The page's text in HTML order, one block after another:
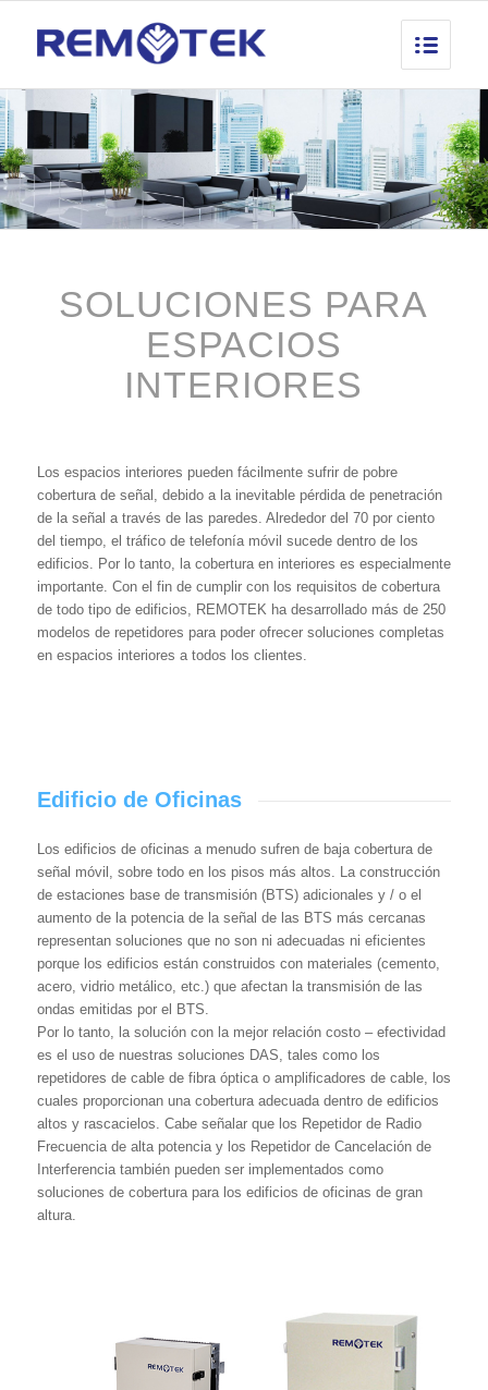
SOLUCIONES PARA
ESPACIOS
INTERIORES
Los espacios interiores pueden fácilmente sufrir de pobre
cobertura de señal, debido a la inevitable pérdida de penetración
de la señal a través de las paredes. Alrededor del 70 por ciento
del tiempo, el tráfico de telefonía móvil sucede dentro de los
edificios. Por lo tanto, la cobertura en interiores es especialmente
importante. Con el fin de cumplir con los requisitos de cobertura
de todo tipo de edificios, REMOTEK ha desarrollado más de 250
modelos de repetidores para poder ofrecer soluciones completas
en espacios interiores a todos los clientes.
Edificio de Oficinas
Los edificios de oficinas a menudo sufren de baja cobertura de
señal móvil, sobre todo en los pisos más altos. La construcción
de estaciones base de transmisión (BTS) adicionales y / o el
aumento de la potencia de la señal de las BTS más cercanas
representan soluciones que no son ni adecuadas ni eficientes
porque los edificios están construidos con materiales (cemento,
acero, vidrio metálico, etc.) que afectan la transmisión de las
ondas emitidas por el BTS.
Por lo tanto, la solución con la mejor relación costo – efectividad
es el uso de nuestras soluciones DAS, tales como los
repetidores de cable de fibra óptica o amplificadores de cable, los
cuales proporcionan una cobertura adecuada dentro de edificios
altos y rascacielos. Cabe señalar que los Repetidor de Radio
Frecuencia de alta potencia y los Repetidor de Cancelación de
Interferencia también pueden ser implementados como
soluciones de cobertura para los edificios de oficinas de gran
altura.